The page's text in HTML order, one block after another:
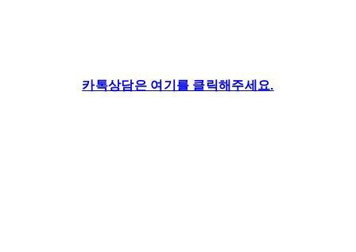
카톡상담은 여기를 클릭해주세요.